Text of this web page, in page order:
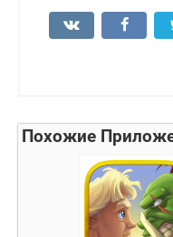
Похожие